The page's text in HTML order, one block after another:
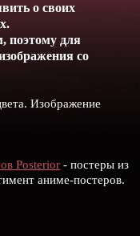
о своих
поэтому для
со
Изображение
Posterior - постеры из
аниме-постеров.